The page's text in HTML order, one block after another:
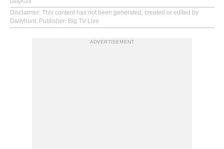
Dailyhunt
Disclaimer: This content has not been generated, created or edited by
Dailyhunt. Publisher: Big TV Live
ADVERTISEMENT